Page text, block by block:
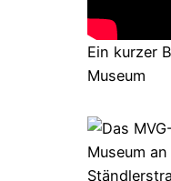
Ein kurzer
Museum